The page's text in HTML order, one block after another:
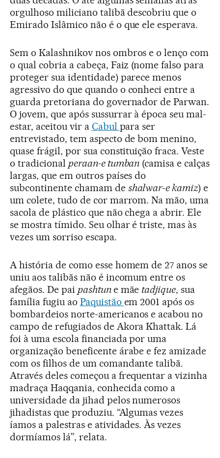
orgulhoso miliciano talibã descobriu que o
Emirado Islâmico não é o que ele esperava.
Sem o Kalashnikov nos ombros e o lenço com
o qual cobria a cabeça, Faiz (nome falso para
proteger sua identidade) parece menos
agressivo do que quando o conheci entre a
guarda pretoriana do governador de Parwan.
O jovem, que após sussurrar à época seu mal-
estar, aceitou vir a Cabul para ser
entrevistado, tem aspecto de bom menino,
quase frágil, por sua constituição fraca. Veste
o tradicional peraan-e tumban (camisa e calças
largas, que em outros países do
subcontinente chamam de shalwar-e kamiz) e
um colete, tudo de cor marrom. Na mão, uma
sacola de plástico que não chega a abrir. Ele
se mostra tímido. Seu olhar é triste, mas às
vezes um sorriso escapa.
A história de como esse homem de 27 anos se
uniu aos talibãs não é incomum entre os
afegãos. De pai pashtune mãe tadjique, sua
família fugiu ao Paquistão em 2001 após os
bombardeios norte-americanos e acabou no
campo de refugiados de Akora Khattak. Lá
foi à uma escola financiada por uma
organização beneficente árabe e fez amizade
com os filhos de um comandante talibã.
Através deles começou a frequentar a vizinha
madraça Haqqania, conhecida como a
universidade da jihad pelos numerosos
jihadistas que produziu. “Algumas vezes
íamos a palestras e atividades. Às vezes
dormíamos lá”, relata.